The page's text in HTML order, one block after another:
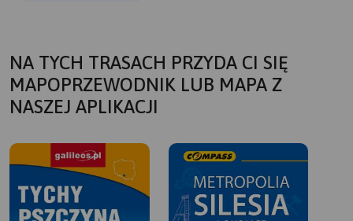
NA TYCH TRASACH PRZYDA CI SIĘ
MAPOPRZEWODNIK LUB MAPA Z
NASZEJ APLIKACJI